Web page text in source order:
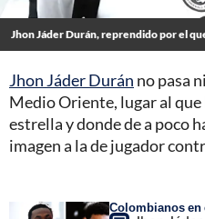
Jhon Jáder Durán, reprendido por el
Jhon Jáder Durán no pasa
Medio Oriente, lugar al
estrella y donde de a poco
imagen a la de jugador
Colombianos en